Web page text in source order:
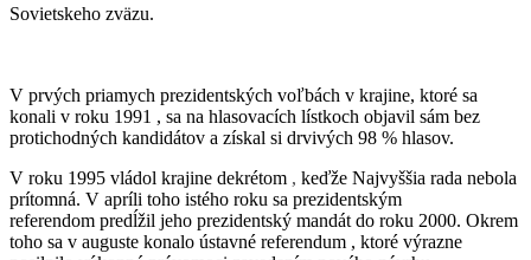
Sovietskeho zväzu.
V prvých priamych prezidentských voľbách v krajine, ktoré sa
konali v roku 1991 , sa na hlasovacích lístkoch objavil sám bez
protichodných kandidátov a získal si drvivých 98 % hlasov.
V roku 1995 vládol krajine dekrétom , keďže Najvyššia rada nebola
prítomná. V apríli toho istého roku sa prezidentským
referendom predĺžil jeho prezidentský mandát do roku 2000. Okrem
toho sa v auguste konalo ústavné referendum , ktoré výrazne